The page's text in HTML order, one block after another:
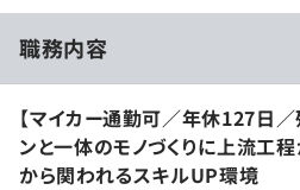
職務内容
【マイカー通勤可／年休127日
ンと一体のモノづくりに上流工
から関われるスキルUP環境